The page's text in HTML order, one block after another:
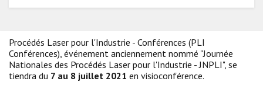
Procédés Laser pour l'Industrie - Conférences (PLI
Conférences), événement anciennement nommé "Journée
Nationales des Procédés Laser pour l'Industrie - JNPLI", se
tiendra du 7 au 8 juillet 2021 en visioconférence.